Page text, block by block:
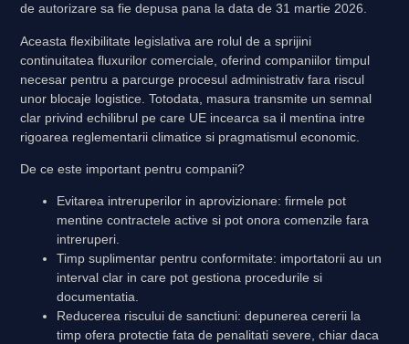
de autorizare sa fie depusa pana la data de 31 martie 2026
Aceasta flexibilitate legislativa are rolul de a sprijini
continuitatea fluxurilor comerciale, oferind companiilor timpul
necesar pentru a parcurge procesul administrativ fara riscul
unor blocaje logistice. Totodata, masura transmite un semnal
clar privind echilibrul pe care UE incearca sa il mentina intre
rigoarea reglementarii climatice si pragmatismul economic.
De ce este important pentru companii?
Evitarea intreruperilor in aprovizionare: firmele pot
mentine contractele active si pot onora comenzile fara
intreruperi.
Timp suplimentar pentru conformitate: importatorii au un
interval clar in care pot gestiona procedurile si
documentatia.
Reducerea riscului de sanctiuni: depunerea cererii la
timp ofera protectie fata de penalitati severe, chiar daca